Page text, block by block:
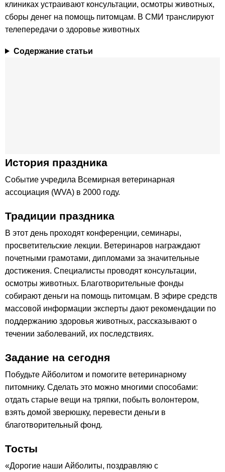
клиниках устраивают консультации, осмотры животных,
сборы денег на помощь питомцам. В СМИ транслируют
телепередачи о здоровье животных
Содержание статьи
История праздника
Событие учредила Всемирная ветеринарная
ассоциация (WVA) в 2000 году.
Традиции праздника
В этот день проходят конференции, семинары,
просветительские лекции. Ветеринаров награждают
почетными грамотами, дипломами за значительные
достижения. Специалисты проводят консультации,
осмотры животных. Благотворительные фонды
собирают деньги на помощь питомцам. В эфире средств
массовой информации эксперты дают рекомендации по
поддержанию здоровья животных, рассказывают о
течении заболеваний, их последствиях.
Задание на сегодня
Побудьте Айболитом и помогите ветеринарному
питомнику. Сделать это можно многими способами:
отдать старые вещи на тряпки, побыть волонтером,
взять домой зверюшку, перевести деньги в
благотворительный фонд.
Тосты
«Дорогие наши Айболиты, поздравляю с